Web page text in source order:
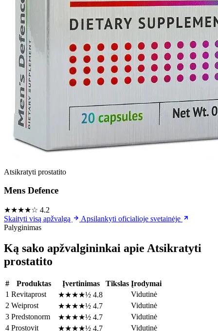
Atsikratyti prostatito
Mens Defence
★★★★☆ 4.2
Skaityti visą apžvalgą
Apsilankyti oficialioje svetainėje
Palyginimas
Ką sako apžvalgininkai apie Atsikratyti
prostatito
# Produktas Įvertinimas Tikslas Įrodymai
1 Revitaprost ★★★★½ 4.8
Vidutinė
2 Weiprost ★★★★½ 4.7
Vidutinė
3 Predstonorm ★★★★½ 4.7
Vidutinė
4 Prostovit ★★★★½ 4.7
Vidutinė